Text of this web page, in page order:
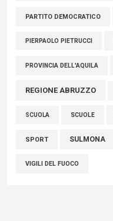
PARTITO DEMOCRATICO
PIERPAOLO PIETRUCCI
PROVINCIA DELL'AQUILA
REGIONE ABRUZZO
SCUOLA SCUOLE
SPORT SULMONA
VIGILI DEL FUOCO